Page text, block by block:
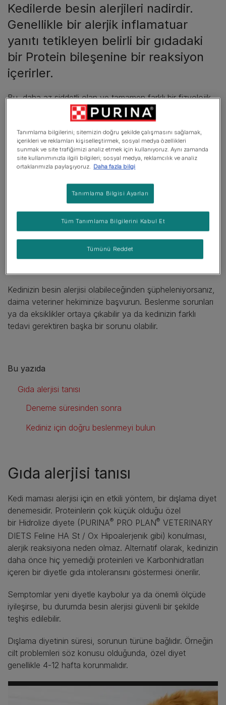
Kedilerde besin alerjileri nadirdir.
Genellikle bir alerjik inflamatuar
yanıtı tetikleyen belirli bir gıdadaki
bir Protein bileşenine bir reaksiyon
içerirler.
Bu, daha az şiddetli olan ve tamamen farklı bir fizyolojik
sürece neden olan daha yaygın “gıda intoleransı” ile
Gıda alerjilerinin tipik belirtileri şunlardır:
Cilt sorunları - kaşıntı ve kızarıklık, kel bölgeler veya
Tekrarlayan kulak enfeksiyonları
Artan tüy topları
Kedinizin besin alerjisi olabileceğinden şüpheleniyorsanız,
daima veteriner hekiminize başvurun. Beslenme sorunları
ya da eksiklikler ortaya çıkabilir ya da kedinizin farklı
tedavi gerektiren başka bir sorunu olabilir.
Bu yazıda
Gıda alerjisi tanısı
Deneme süresinden sonra
Kediniz için doğru beslenmeyi bulun
Gıda alerjisi tanısı
Kedi maması alerjisi için en etkili yöntem, bir dışlama diyet
denemesidir. Proteinlerin çok küçük olduğu özel
bir Hidrolize diyete (PURINA® PRO PLAN® VETERINARY
DIETS Feline HA St / Ox Hipoalerjenik gibi) konulması,
alerjik reaksiyona neden olmaz. Alternatif olarak, kedinizin
daha önce hiç yemediği proteinleri ve Karbonhidratları
içeren bir diyetle gıda intoleransını göstermesi önerilir.
Semptomlar yeni diyetle kaybolur ya da önemli ölçüde
iyileşirse, bu durumda besin alerjisi güvenli bir şekilde
teşhis edilebilir.
Dışlama diyetinin süresi, sorunun türüne bağlıdır. Örneğin
cilt problemleri söz konusu olduğunda, özel diyet
genellikle 4-12 hafta korunmalıdır.
Tanımlama bilgilerini; sitemizin doğru şekilde çalışmasını sağlamak,
içerikleri ve reklamları kişiselleştirmek, sosyal medya özellikleri
sunmak ve site trafiğimizi analiz etmek için kullanıyoruz. Aynı zamanda
site kullanımınızla ilgili bilgileri; sosyal medya, reklamcılık ve analiz
ortaklarımızla paylaşıyoruz. Daha fazla bilgi
Tanımlama Bilgisi Ayarları
Tümünü Reddet
Tüm Tanımlama Bilgilerini Kabul Et